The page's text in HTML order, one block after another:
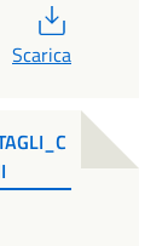
Scarica